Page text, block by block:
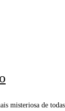
misteriosa de